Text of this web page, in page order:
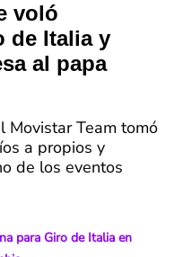
voló
de Italia y
al papa
Movistar Team tomó
a propios y
de los eventos
para Giro de Italia en